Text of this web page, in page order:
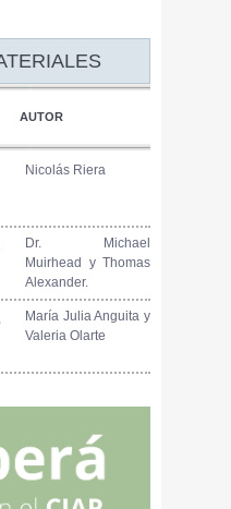
AUTOR
Nicolás Riera
Dr. Michael
Muirhead y Thomas
Alexander.
María Julia Anguita y
Valeria Olarte